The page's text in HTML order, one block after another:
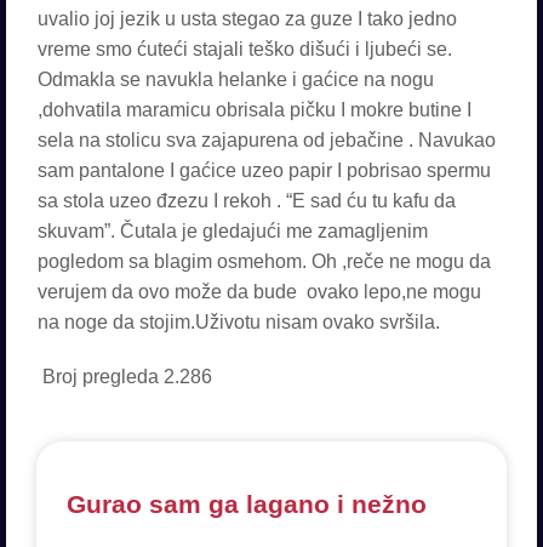
uvalio joj jezik u usta stegao za guze I tako jedno
vreme smo ćuteći stajali teško dišući i ljubeći se.
Odmakla se navukla helanke i gaćice na nogu
,dohvatila maramicu obrisala pičku I mokre butine I
sela na stolicu sva zajapurena od jebačine . Navukao
sam pantalone I gaćice uzeo papir I pobrisao spermu
sa stola uzeo đzezu I rekoh . “E sad ću tu kafu da
skuvam”. Čutala je gledajući me zamagljenim
pogledom sa blagim osmehom. Oh ,reče ne mogu da
verujem da ovo može da bude ovako lepo,ne mogu
na noge da stojim.Uživotu nisam ovako svršila.
Broj pregleda 2.286
Gurao sam ga lagano i nežno